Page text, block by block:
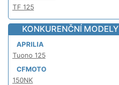
TF 125
KONKURENČNÍ MODELY
APRILIA
Tuono 125
CFMOTO
150NK